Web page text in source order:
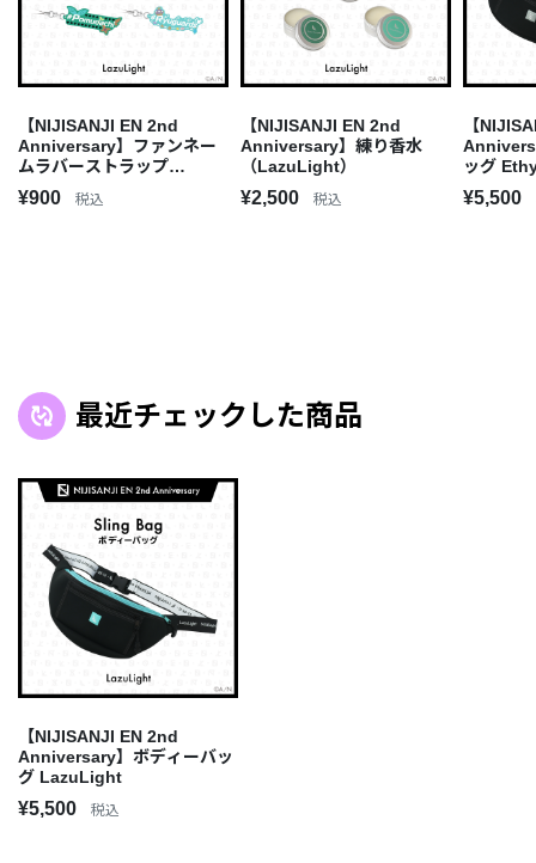
【NIJISANJI EN 2nd
Anniversary】ファンネー
ムラバーストラップ
（LazuLight）
¥900 税込
【NIJISANJI EN 2nd
Anniversary】練り香水
（LazuLight）
¥2,500 税込
【
ッグ
¥5,500
最近チェックした商品
【NIJISANJI EN 2nd
Anniversary】ボディーバッ
グ LazuLight
¥5,500 税込